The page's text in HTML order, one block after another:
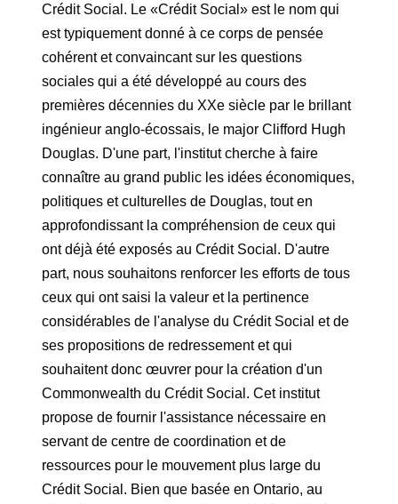
Crédit Social. Le «Crédit Social» est le nom qui
est typiquement donné à ce corps de pensée
cohérent et convaincant sur les questions
sociales qui a été développé au cours des
premières décennies du XXe siècle par le brillant
ingénieur anglo-écossais, le major Clifford Hugh
Douglas. D'une part, l'institut cherche à faire
connaître au grand public les idées économiques,
politiques et culturelles de Douglas, tout en
approfondissant la compréhension de ceux qui
ont déjà été exposés au Crédit Social. D'autre
part, nous souhaitons renforcer les efforts de tous
ceux qui ont saisi la valeur et la pertinence
considérables de l'analyse du Crédit Social et de
ses propositions de redressement et qui
souhaitent donc œuvrer pour la création d'un
Commonwealth du Crédit Social. Cet institut
propose de fournir l'assistance nécessaire en
servant de centre de coordination et de
ressources pour le mouvement plus large du
Crédit Social. Bien que basée en Ontario, au